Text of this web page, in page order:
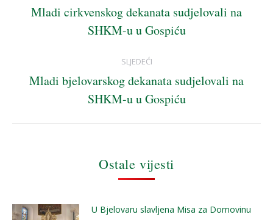
navigation
post:
Mladi cirkvenskog dekanata sudjelovali na
SHKM-u u Gospiću
SLJEDEĆI
post:
Mladi bjelovarskog dekanata sudjelovali na
SHKM-u u Gospiću
Ostale vijesti
U Bjelovaru slavljena Misa za Domovinu